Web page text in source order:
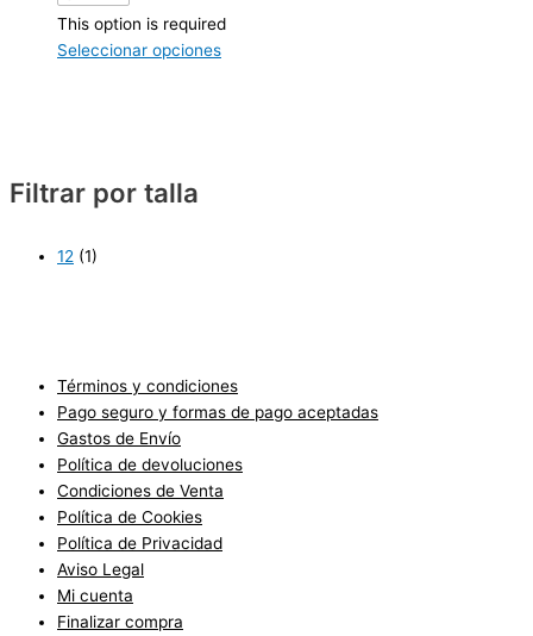
Filtrar por talla
12 (1)
This option is required
Seleccionar opciones
Términos y condiciones
Pago seguro y formas de pago aceptadas
Gastos de Envío
Política de devoluciones
Condiciones de Venta
Política de Cookies
Política de Privacidad
Aviso Legal
Mi cuenta
Finalizar compra